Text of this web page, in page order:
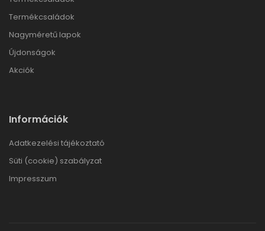
Termékcsaládok
Nagyméretű lapok
Újdonságok
Akciók
Információk
Adatkezelési tájékoztató
Süti (cookie) szabályzat
Impresszum